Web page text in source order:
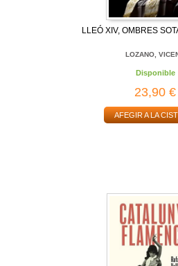
LLEÓ XIV, OMBRES
LOZANO,
Disponible
23,90 €
AFEGIR A LA